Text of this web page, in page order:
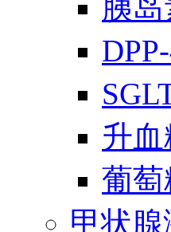
胰
升
葡
甲状